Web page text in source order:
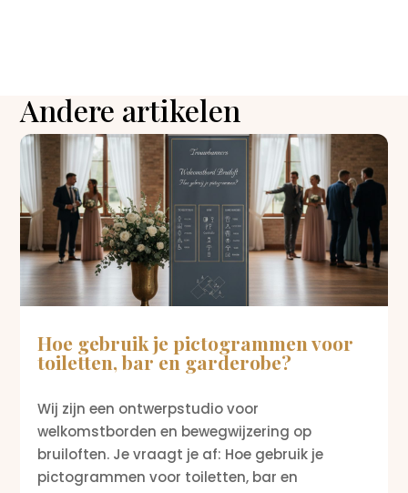
Andere artikelen
Hoe gebruik je pictogrammen voor
toiletten, bar en garderobe?
Wij zijn een ontwerpstudio voor
welkomstborden en bewegwijzering op
bruiloften. Je vraagt je af: Hoe gebruik je
pictogrammen voor toiletten, bar en